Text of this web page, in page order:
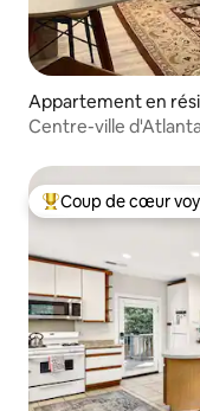
Appartement en
Centre-ville
Coups de cœur
Coup de cœur